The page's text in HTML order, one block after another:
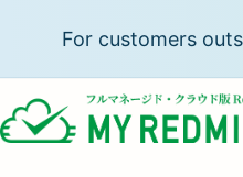
For customers